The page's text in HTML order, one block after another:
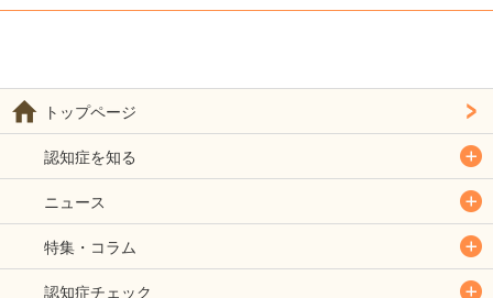
トップページ
認知症を知る
ニュース
特集・コラム
認知症チェック